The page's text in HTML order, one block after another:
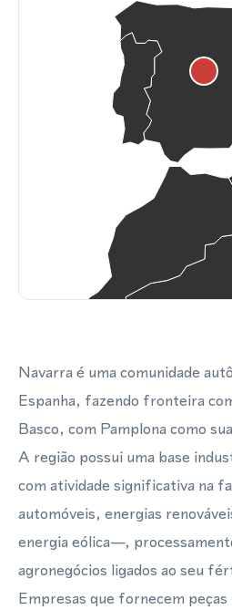
Navarra é uma comunidade
Espanha, fazendo fronteira
Basco, com Pamplona como
A região possui uma base
com atividade significativa na
automóveis, energias
energia eólica—,
agronegócios ligados ao seu
Empresas que fornecem peças